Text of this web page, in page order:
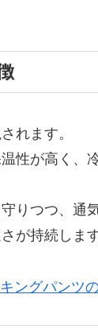
れます。
性が高く、
りつつ、通
が持続します
ングパンツ